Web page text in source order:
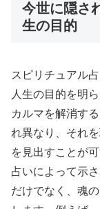
今世に隠さ
生の目的
スピリチュアル
人生の目的を明
カルマを解消す
れ異なり、それ
を見出すことが可
占いによって示
だけでなく、魂